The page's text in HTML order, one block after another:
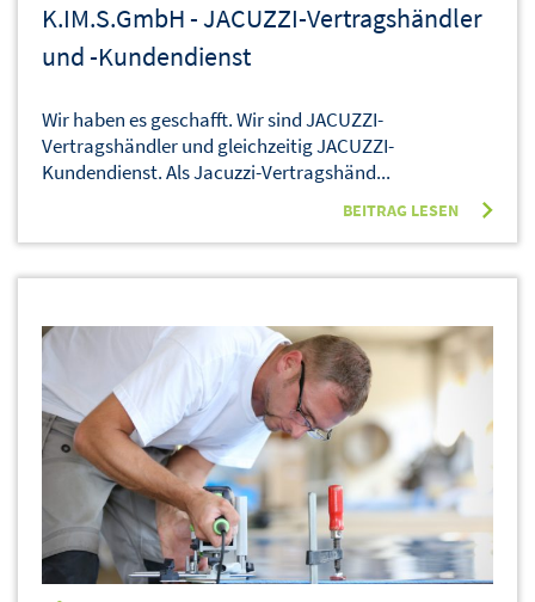
K.IM.S.GmbH - JACUZZI-Vertragshändler
und -Kundendienst
Wir haben es geschafft. Wir sind JACUZZI-
Vertragshändler und gleichzeitig JACUZZI-
Kundendienst. Als Jacuzzi-Vertragshänd...
BEITRAG LESEN